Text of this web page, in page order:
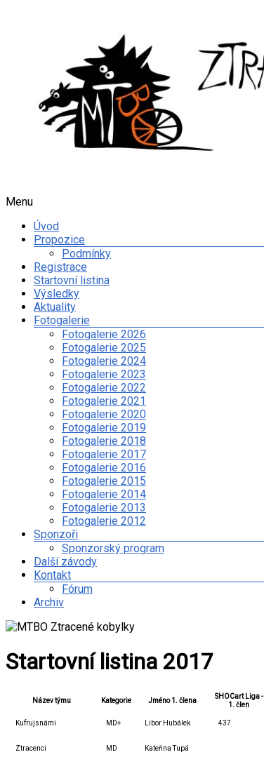
MTBO
Ztracené
kobylky
Web
organizaci
orientačního
závodu
sportovních
aktivitách
Menu
Úvod
Propozice
Podmínky
Registrace
Startovní listina
Výsledky
Aktuality
Fotogalerie
Fotogalerie 2026
Fotogalerie 2025
Fotogalerie 2024
Fotogalerie 2023
Fotogalerie 2022
Fotogalerie 2021
Fotogalerie 2020
Fotogalerie 2019
Fotogalerie 2018
Fotogalerie 2017
Fotogalerie 2016
Fotogalerie 2015
Fotogalerie 2014
Fotogalerie 2013
Fotogalerie 2012
Sponzoři
Sponzorský program
Další závody
Kontakt
Fórum
Archiv
Startovní listina 2017
Název týmu Kategorie Jméno 1. člena
SHOCart Liga -
1. člen
Kufrujsnámi MD+ Libor Hubálek 437
Ztracenci MD Kateřina Tupá